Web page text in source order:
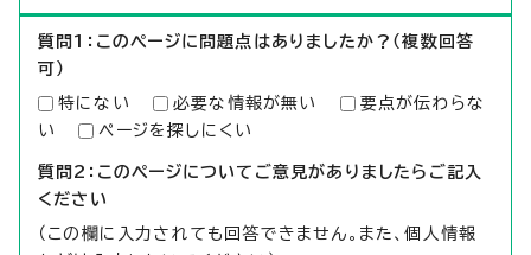
質問1：このページに問題点はありましたか？（複数回答
可）
特にない 必要な情報が無い
要点が伝わらな
い
ページを探しにくい
質問2：このページについてご意見がありましたらご記入
ください
（この欄に入力されても回答できません。また、個人情報